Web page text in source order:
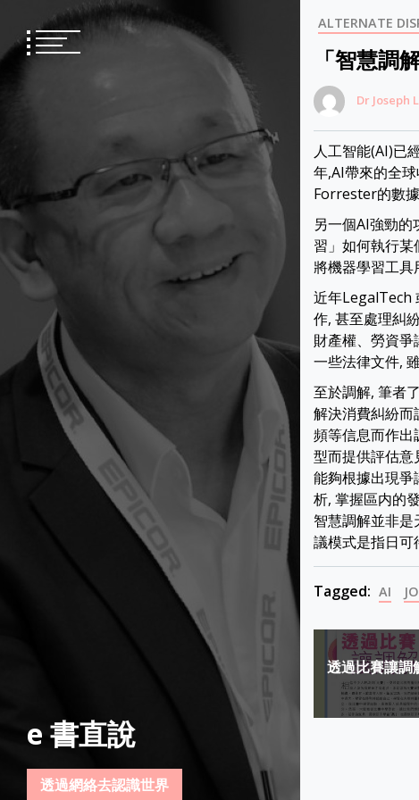
content
e 書直說
透過網絡去認識世界
ALTERNATE
「智慧調
Dr Joseph
人工智能(AI)已
年,AI帶來的全
Forrester的數
另一個AI強勁
習」如何執行
將機器學習工具
近年LegalTech
作, 甚至處理糾
財產權、勞資
一些法律文件,
至於調解, 筆者
解決消費糾紛而
頻等信息而作出
型而提供評估意
能夠根據出現爭
析, 掌握區内的
智慧調解並非
議模式是指日可
Tagged: AI
Post
透過比賽讓調